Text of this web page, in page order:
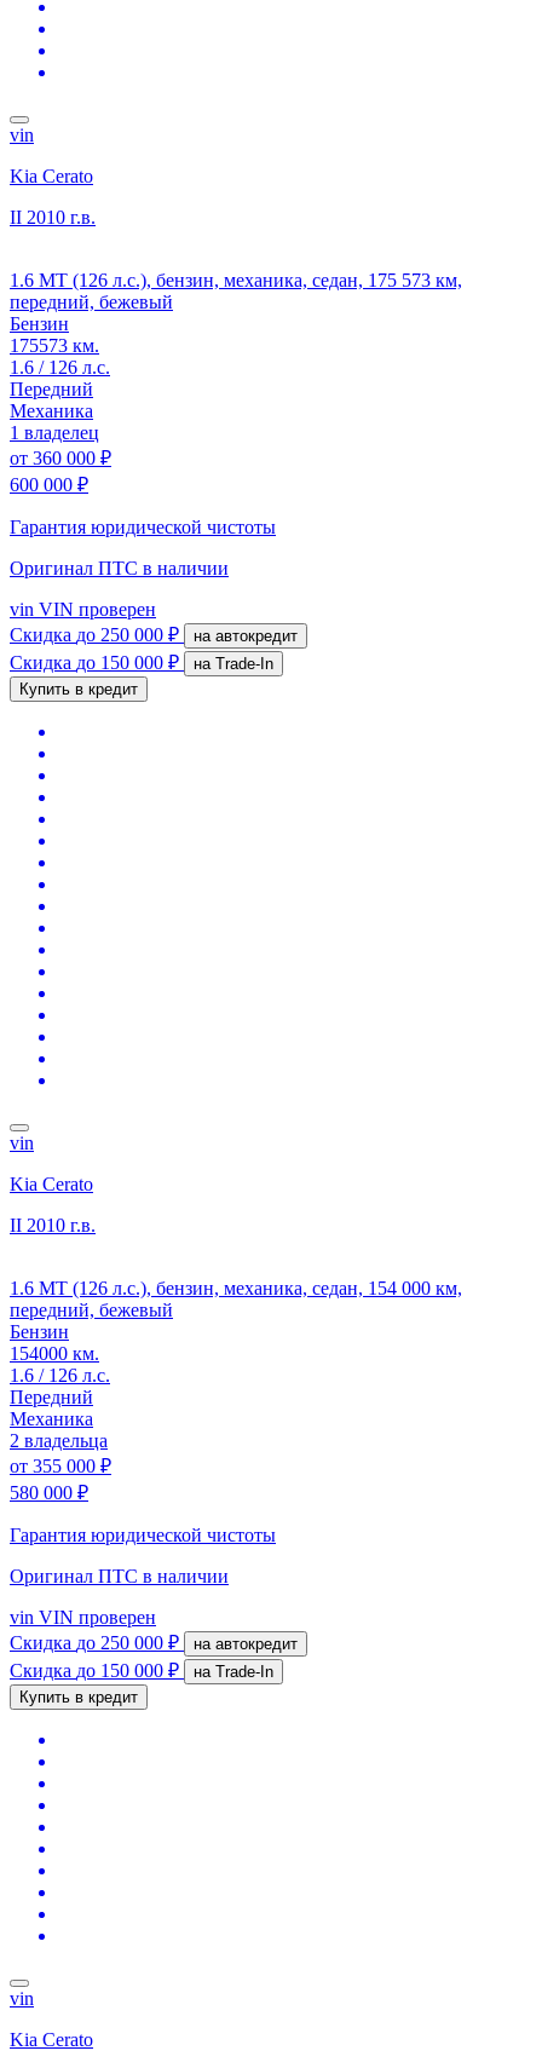
vin
Kia Cerato
II 2010 г.в.
1.6 MT (126 л.с.), бензин, механика, седан, 175 573 км,
передний, бежевый
Бензин
175573 км.
1.6 / 126 л.с.
Передний
Механика
1 владелец
от 360 000 ₽
600 000 ₽
Гарантия юридической чистоты
Оригинал ПТС в наличии
vin VIN проверен
Скидка до 250 000 ₽ на автокредит
Скидка до 150 000 ₽
на Trade-In
Купить в кредит
vin
Kia Cerato
II 2010 г.в.
1.6 MT (126 л.с.), бензин, механика, седан, 154 000 км,
передний, бежевый
Бензин
154000 км.
1.6 / 126 л.с.
Передний
Механика
2 владельца
от 355 000 ₽
580 000 ₽
Гарантия юридической чистоты
Оригинал ПТС в наличии
vin VIN проверен
Скидка до 250 000 ₽ на автокредит
Скидка до 150 000 ₽
на Trade-In
Купить в кредит
vin
Kia Cerato